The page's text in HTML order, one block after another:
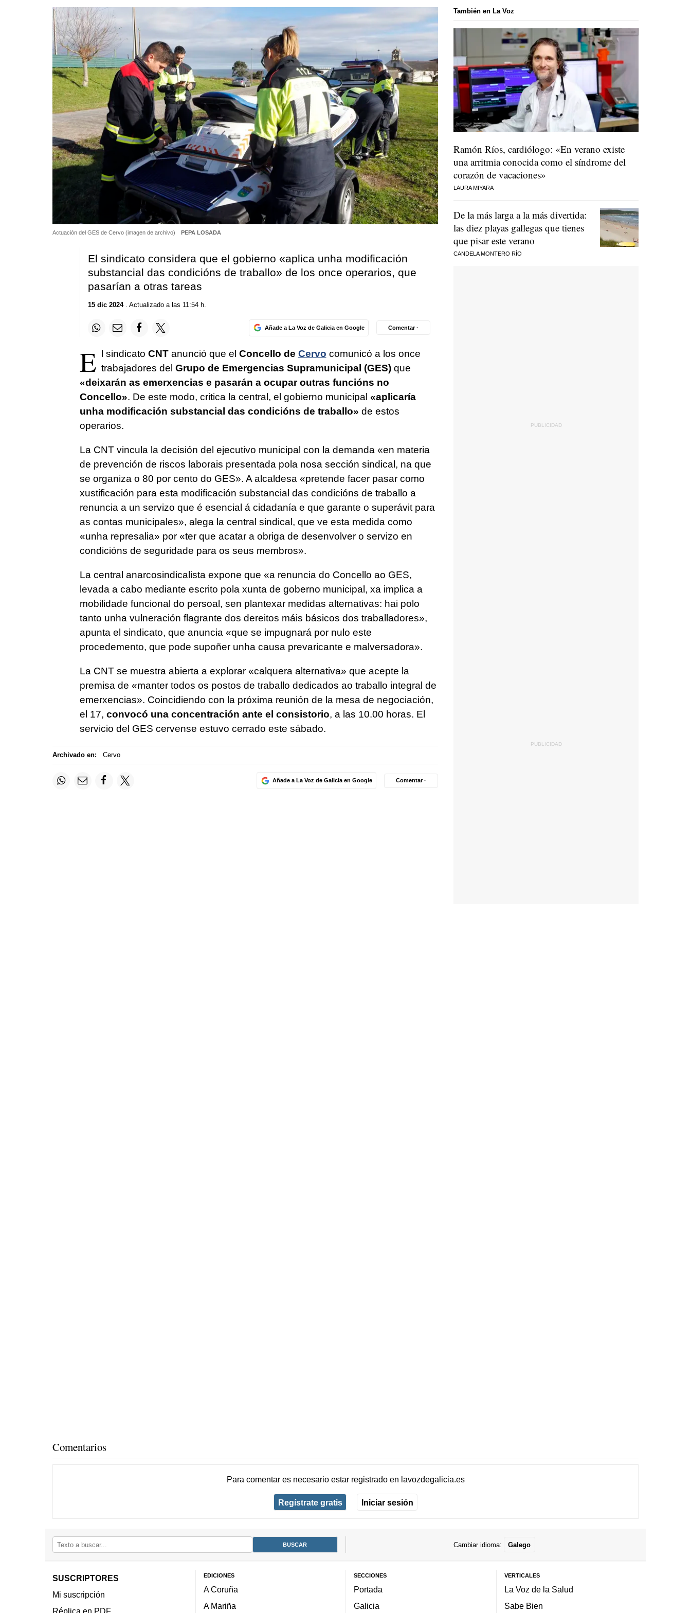
Actuación del GES de Cervo (imagen de archivo) PEPA LOSADA
El sindicato considera que el gobierno «aplica unha modificación
substancial das condicións de traballo» de los once operarios, que
pasarían a otras tareas
15 dic 2024. Actualizado a las 11:54 h.
Añade a La Voz de Galicia en Google Comentar ·
E l sindicato CNTanunció que el Concello de Cervo comunicó a los once
trabajadores del Grupo de Emergencias Supramunicipal (GES)que
«deixarán as emerxencias e pasarán a ocupar outras funcións no
Concello». De este modo, critica la central, el gobierno municipal «aplicaría
unha modificación substancial das condicións de traballo» de estos
operarios.
La CNT vincula la decisión del ejecutivo municipal con la demanda «en materia
de prevención de riscos laborais presentada pola nosa sección sindical, na que
se organiza o 80 por cento do GES». A alcaldesa «pretende facer pasar como
xustificación para esta modificación substancial das condicións de traballo a
renuncia a un servizo que é esencial á cidadanía e que garante o superávit para
as contas municipales», alega la central sindical, que ve esta medida como
«unha represalia» por «ter que acatar a obriga de desenvolver o servizo en
condicións de seguridade para os seus membros».
La central anarcosindicalista expone que «a renuncia do Concello ao GES,
levada a cabo mediante escrito pola xunta de goberno municipal, xa implica a
mobilidade funcional do persoal, sen plantexar medidas alternativas: hai polo
tanto unha vulneración flagrante dos dereitos máis básicos dos traballadores»,
apunta el sindicato, que anuncia «que se impugnará por nulo este
procedemento, que pode supoñer unha causa prevaricante e malversadora».
La CNT se muestra abierta a explorar «calquera alternativa» que acepte la
premisa de «manter todos os postos de traballo dedicados ao traballo integral de
emerxencias». Coincidiendo con la próxima reunión de la mesa de negociación,
el 17, convocó una concentración ante el consistorio, a las 10.00 horas. El
servicio del GES cervense estuvo cerrado este sábado.
Archivado en: Cervo
Añade a La Voz de Galicia en Google Comentar ·
También en La Voz
Ramón Ríos, cardiólogo: «En verano existe
una arritmia conocida como el síndrome del
corazón de vacaciones»
LAURA MIYARA
De la más larga a la más divertida:
las diez playas gallegas que tienes
que pisar este verano
CANDELA MONTERO RÍO
Comentarios
Para comentar es necesario estar registradoen lavozdegalicia.es
Regístrate gratis Iniciar sesión
Cambiar idioma: Galego
SUSCRIPTORES
Mi suscripción
Réplica en PDF
EDICIONES
A Coruña
A Mariña
SECCIONES
Portada
Galicia
VERTICALES
La Voz de la Salud
Sabe Bien